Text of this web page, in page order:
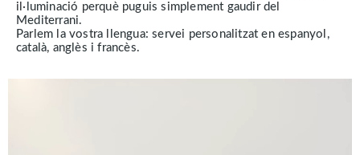
il·luminació perquè puguis simplement gaudir del
Mediterrani.
Parlem la vostra llengua: servei personalitzat en espanyol,
català, anglès i francès.